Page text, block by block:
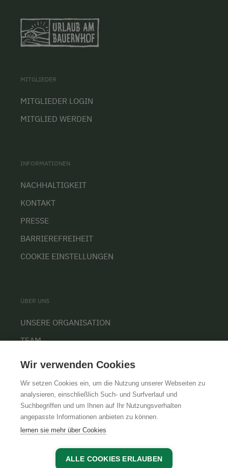
MITGLIEDER
MITGLIEDER LOGIN
MITGLIED WERDEN
INFORMATIONEN
NACHHALTIGKEIT
KONTAKT
PRESSE
BARRIEREFREIHEIT
COOKIE EINSTELLUNGEN
ÜBER UNS
UNSERE ORGANISATION
TEAM
KARRIERE
AGBIMPRESSUMDATENSCHUTZ
Wir verwenden Cookies
Wir setzen Cookies ein, um die Nutzung unserer Webseiten zu
analysieren, einschließlich Such- und Surfverlauf und
Suchbegriffen und um Ihnen auf Ihr Nutzungsverhalten
angepasste Informationen anbieten zu können.
lernen sie mehr über Cookies
ALLE COOKIES ERLAUBEN